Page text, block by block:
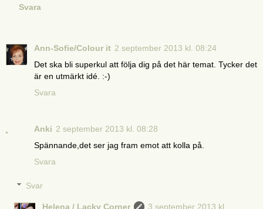
Svara
Ann-Sofie/Colour it 2 september 2013 kl. 08:24
Det ska bli superkul att följa dig på det här temat. Tycker det
är en utmärkt idé. :-)
Svara
Anki 2 september 2013 kl. 08:28
Spännande,det ser jag fram emot att kolla på.
Svara
Svar
Helena / Lacky Corner 3 september 2013 kl.